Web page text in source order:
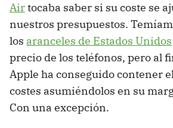
Airtocaba saber si su coste se
nuestros presupuestos.
los aranceles de Estados Unidos
precio de los teléfonos, pero al
Apple ha conseguido contener
costes asumiéndolos en su
Con una excepción.